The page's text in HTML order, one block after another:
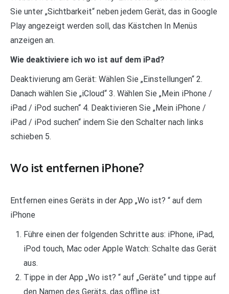
Sie unter „Sichtbarkeit“ neben jedem Gerät, das in Google
Play angezeigt werden soll, das Kästchen In Menüs
anzeigen an.
Wie deaktiviere ich wo ist auf dem iPad?
Deaktivierung am Gerät: Wählen Sie „Einstellungen“ 2.
Danach wählen Sie „iCloud“ 3. Wählen Sie „Mein iPhone /
iPad / iPod suchen“ 4. Deaktivieren Sie „Mein iPhone /
iPad / iPod suchen“ indem Sie den Schalter nach links
schieben 5.
Wo ist entfernen iPhone?
Entfernen eines Geräts in der App „Wo ist? “ auf dem
iPhone
Führe einen der folgenden Schritte aus: iPhone, iPad,
iPod touch, Mac oder Apple Watch: Schalte das Gerät
aus.
Tippe in der App „Wo ist? “ auf „Geräte“ und tippe auf
den Namen des Geräts, das offline ist.